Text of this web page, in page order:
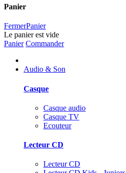
Panier
FermerPanier
Le panier est vide
Panier Commander
Audio & Son
Casque
Casque audio
Casque TV
Ecouteur
Lecteur CD
Lecteur CD